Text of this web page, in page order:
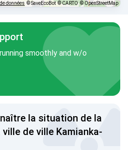
données © SaveEcoBot © CARTO © OpenStreetMap
smoothly and w/o
la situation de la
de ville Kamianka-